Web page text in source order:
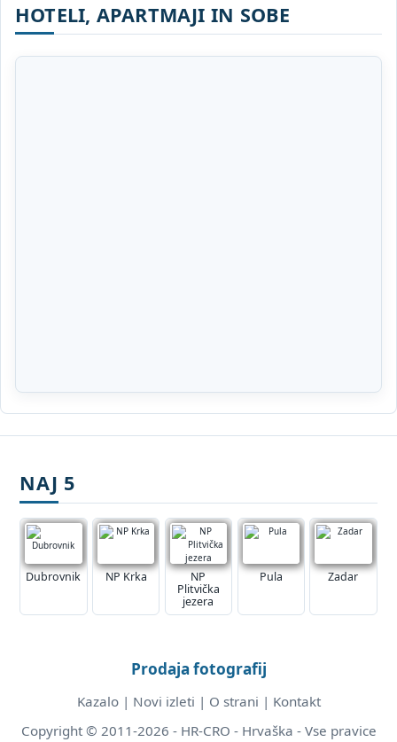
HOTELI, APARTMAJI IN SOBE
NAJ 5
Dubrovnik NP Krka
NP
Plitvička
jezera
Pula Zadar
Prodaja fotografij
Kazalo| Novi izleti | O strani | Kontakt
Copyright © 2011-2026 - HR-CRO - Hrvaška - Vse pravice